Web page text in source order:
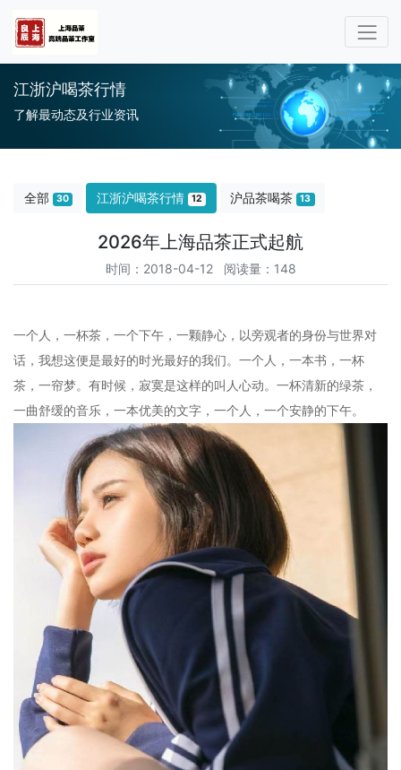
江浙沪喝茶行情
了解最动态及行业资讯
全部 30 江浙沪喝茶行情 12 沪品茶喝茶 13
2026年上海品茶正式起航
时间：2018-04-12 阅读量：148
一个人，一杯茶，一个下午，一颗静心，以旁观者的身份与世界对
话，我想这便是最好的时光最好的我们。一个人，一本书，一杯
茶，一帘梦。有时候，寂寞是这样的叫人心动。一杯清新的绿茶，
一曲舒缓的音乐，一本优美的文字，一个人，一个安静的下午。